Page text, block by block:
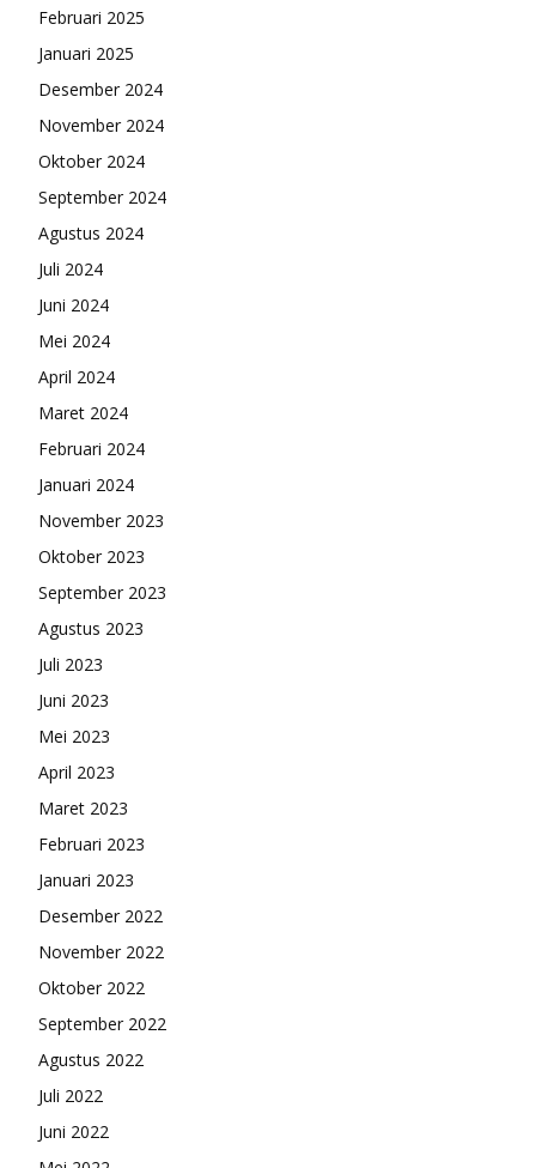
Februari 2025
Januari 2025
Desember 2024
November 2024
Oktober 2024
September 2024
Agustus 2024
Juli 2024
Juni 2024
Mei 2024
April 2024
Maret 2024
Februari 2024
Januari 2024
November 2023
Oktober 2023
September 2023
Agustus 2023
Juli 2023
Juni 2023
Mei 2023
April 2023
Maret 2023
Februari 2023
Januari 2023
Desember 2022
November 2022
Oktober 2022
September 2022
Agustus 2022
Juli 2022
Juni 2022